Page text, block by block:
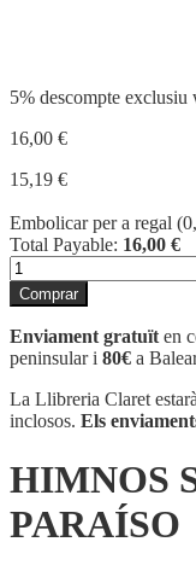
5% descompte exclusiu
16,00 €
15,19 €
Embolicar per a regal (
Total Payable: 16,00 €
quantitat
de
HIMNOS
SOBRE
EL
PARAÍSO
Comprar
Enviament gratuït en
peninsular i 80€ a
La Llibreria Claret
inclosos. Els
HIMNOS
PARAÍSO